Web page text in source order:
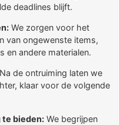
deadlines blijft.
We zorgen voor het
van ongewenste items,
en andere materialen.
Na de ontruiming laten we
klaar voor de volgende
te bieden: We begrijpen